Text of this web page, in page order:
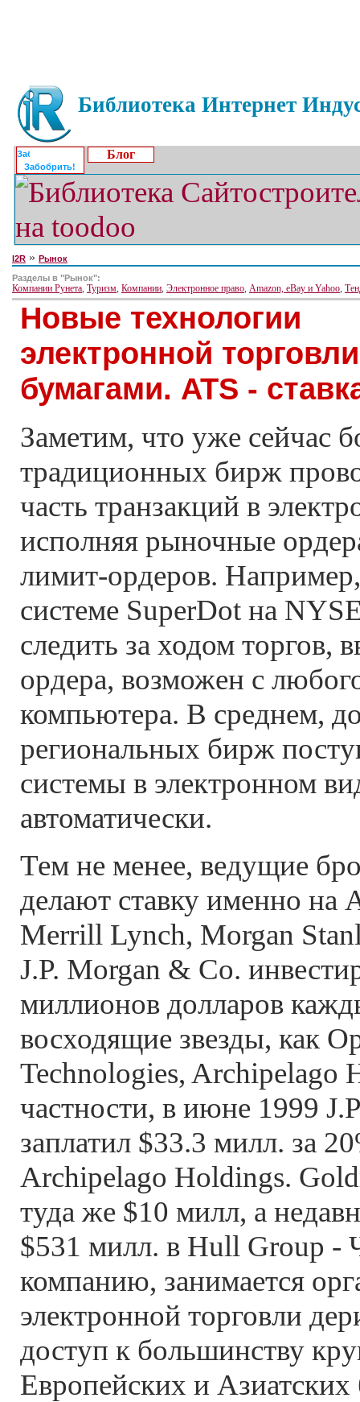
Библиотека Интернет
Забобрить!
Блог
I2R » Рынок
Разделы в "Рынок":
Компании Рунета, Туризм, Компании, Электронное право, Amazon, eBay и Yahoo,
Новые технологии
электронной
бумагами. ATS -
Заметим, что уже сейчас
традиционных бирж
часть транзакций в
исполняя рыночные
лимит-ордеров.
системе SuperDot на
следить за ходом торгов,
ордера, возможен с
компьютера. В среднем,
региональных бирж
системы в электронном
автоматически.
Тем не менее, ведущие
делают ставку именно на
Merrill Lynch, Morgan
J.P. Morgan & Co.
миллионов долларов
восходящие звезды, как
Technologies, Archipelago
частности, в июне 1999
заплатил $33.3 милл. за
Archipelago Holdings.
туда же $10 милл, а
$531 милл. в Hull Group -
компанию, занимается
электронной торговли
доступ к большинству
Европейских и